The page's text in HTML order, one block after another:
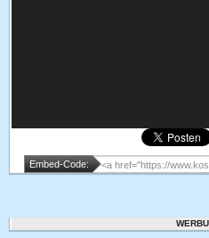
Embed-Code: